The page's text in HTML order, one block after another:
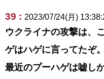
39 : 2023/07/24(月)
ウクライナの攻撃は、
ゲはハゲに言ってたぞ。
最近のプーハゲは嘘し